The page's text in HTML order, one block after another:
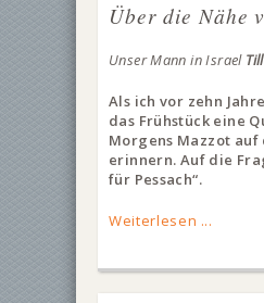
Über die Nähe
Unser Mann in Israel
Als ich vor zehn
das Frühstück eine
Morgens Mazzot
erinnern. Auf die
für Pessach“.
Weiterlesen ...